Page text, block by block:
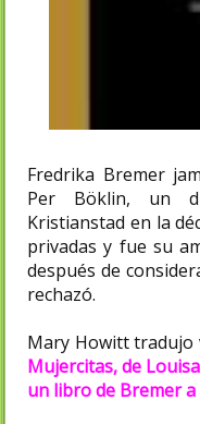
Fredrika Bremer
Per Böklin, un
Kristianstad en la
privadas y fue su
después de
rechazó.
Mary Howitt tradujo
Mujercitas, de
un libro de Bremer